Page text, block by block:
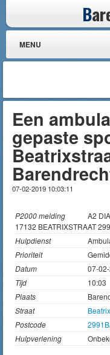
B
MENU
Een
gepaste
07-02-2019 10:03:11
P2000 melding
A2
17132 BEATRIXSTRAAT
Hulpdienst
Prioriteit
Datum
07-
Tijd
10:03
Plaats
Straat
Postcode
Hulpverlening